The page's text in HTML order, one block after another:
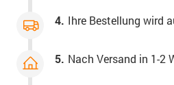
4. Ihre Bestellung wird
5. Nach Versand in 1-2